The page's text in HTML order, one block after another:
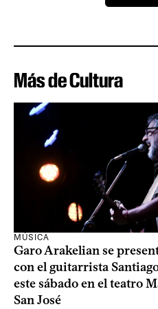
Más de Cultura
MÚSICA
Garo Arakelian se
con el guitarrista
este sábado en el teatro
San José